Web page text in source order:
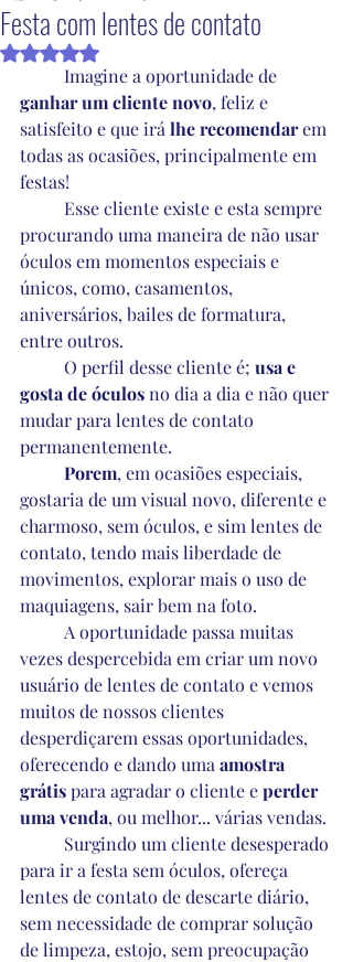
Festa com lentes de contato
Avaliado com NaN de 5 estrelas.
	Imagine a oportunidade de
ganhar um cliente novo, feliz e
satisfeito e que irá lhe recomendar em
todas as ocasiões, principalmente em
festas!
procurando uma maneira de não usar
óculos em momentos especiais e
únicos, como, casamentos,
aniversários, bailes de formatura,
entre outros.
	O perfil desse cliente é;
usa e
gosta de óculos no dia a dia e não quer
mudar para lentes de contato
permanentemente.
	Porem
, em ocasiões especiais,
gostaria de um visual novo, diferente e
charmoso, sem óculos, e sim lentes de
contato, tendo mais liberdade de
movimentos, explorar mais o uso de
maquiagens, sair bem na foto.
vezes despercebida em criar um novo
usuário de lentes de contato e vemos
muitos de nossos clientes
desperdiçarem essas oportunidades,
oferecendo e dando uma amostra
grátis para agradar o cliente e perder
uma venda, ou melhor... várias vendas.
para ir a festa sem óculos, ofereça
lentes de contato de descarte diário,
sem necessidade de comprar solução
de limpeza, estojo, sem preocupação